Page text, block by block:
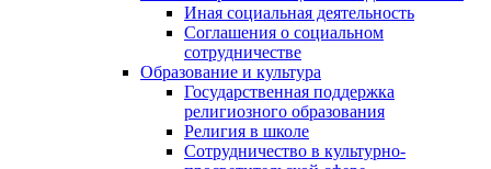
Иная социальная деятельность
Соглашения о социальном
сотрудничестве
Образование и культура
Государственная поддержка
религиозного образования
Религия в школе
Сотрудничество в культурно-